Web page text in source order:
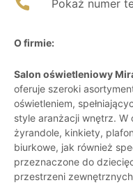
Pokaż numer
O firmie:
Salon oświetleniowy
oferuje szeroki
oświetleniem,
style aranżacji wnętrz. W
żyrandole, kinkiety,
biurkowe, jak również
przeznaczone do
przestrzeni